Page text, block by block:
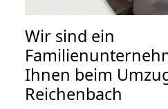
Wir sind ein
Ihnen beim
Reichenbach